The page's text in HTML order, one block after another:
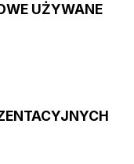
UŻYWANE